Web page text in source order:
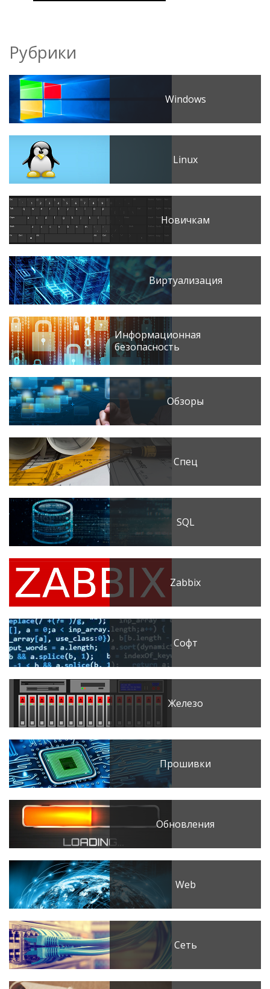
Рубрики
Windows
Linux
Новичкам
Виртуализация
Информационная
безопасность
Обзоры
Спец
SQL
Zabbix
Софт
Железо
Прошивки
Обновления
Web
Сеть